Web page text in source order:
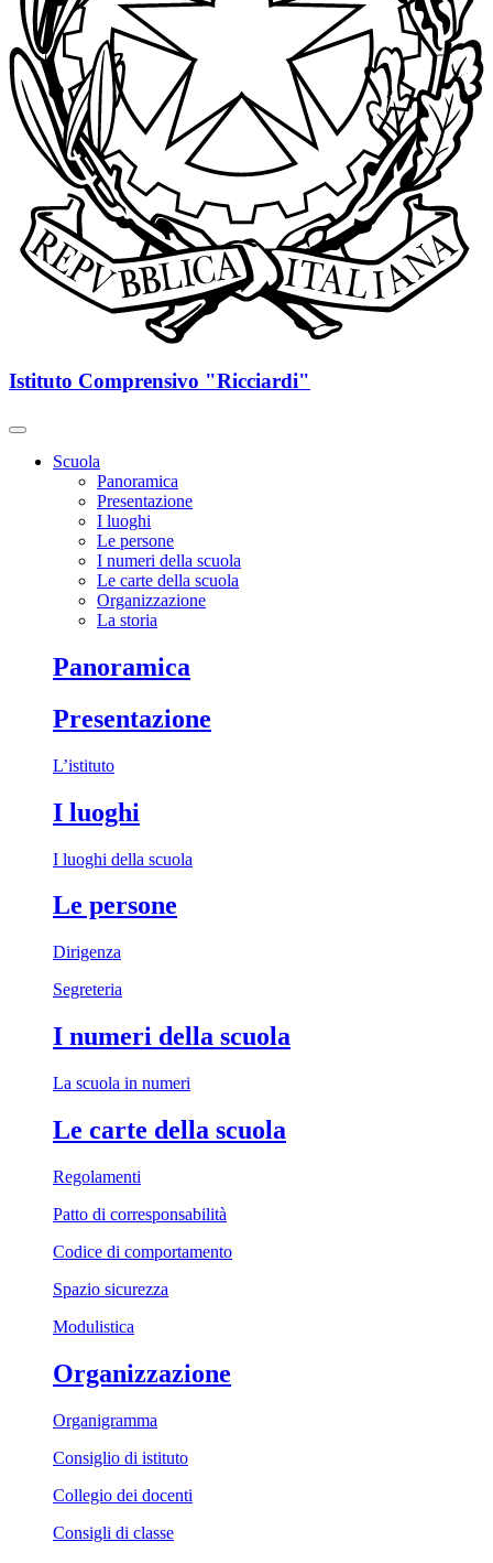
Istituto Comprensivo "Ricciardi"
Scuola
Panoramica
Presentazione
I luoghi
Le persone
I numeri della scuola
Le carte della scuola
Organizzazione
La storia
Panoramica
Presentazione
L’istituto
I luoghi
I luoghi della scuola
Le persone
Dirigenza
Segreteria
I numeri della scuola
La scuola in numeri
Le carte della scuola
Regolamenti
Patto di corresponsabilità
Codice di comportamento
Spazio sicurezza
Modulistica
Organizzazione
Organigramma
Consiglio di istituto
Collegio dei docenti
Consigli di classe